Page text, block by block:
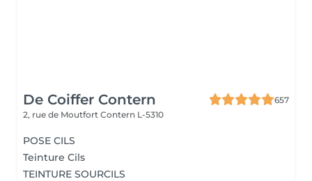
De Coiffer Contern
657
2, rue de Moutfort Contern L-5310
POSE CILS
Teinture Cils
TEINTURE SOURCILS